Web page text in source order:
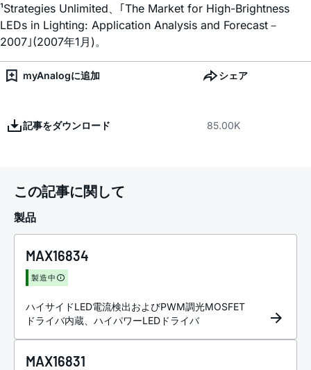
¹Strategies Unlimited、｢The Market for High-Brightness
LEDs in Lighting: Application Analysis and Forecast－
2007｣(2007年1月)。
myAnalogに追加 シェア
記事をダウンロード 85.00K
この記事に関して
製品
MAX16834
製造中
ハイサイドLED電流検出およびPWM調光MOSFET
ドライバ内蔵、ハイパワーLEDドライバ
MAX16831